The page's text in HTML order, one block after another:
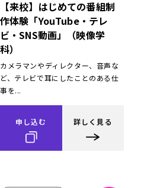
【来校】はじめての番組制
作体験「YouTube・テレ
ビ・SNS動画」（映像学
科）
カメラマンやディレクター、音声な
ど、テレビで耳にしたことのある仕
事を...
申し込む 詳しく見る